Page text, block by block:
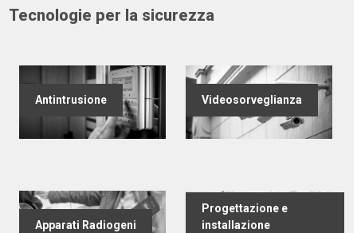
Tecnologie per la sicurezza
Antintrusione Videosorveglianza
Apparati Radiogeni
Progettazione e
installazione